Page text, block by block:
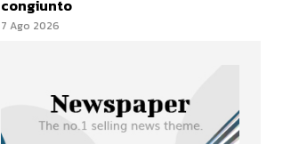
congiunto
7 Ago 2026